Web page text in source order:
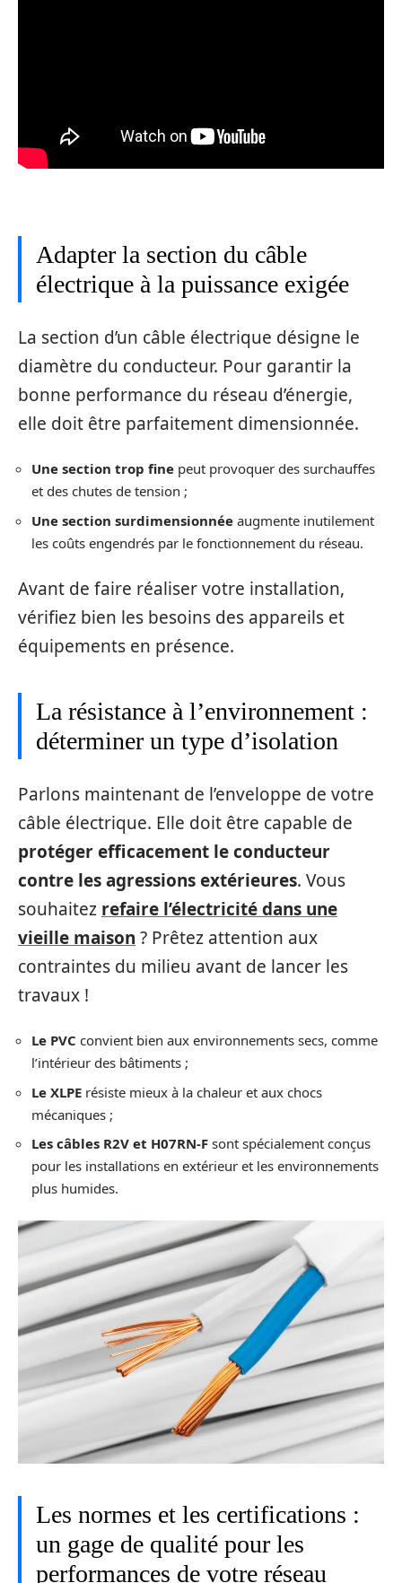
Adapter la section du câble
électrique à la puissance exigée
La section d’un câble électrique désigne le
diamètre du conducteur. Pour garantir la
bonne performance du réseau d’énergie,
elle doit être parfaitement dimensionnée.
Une section trop fine peut provoquer des surchauffes
et des chutes de tension ;
Une section surdimensionnée augmente inutilement
les coûts engendrés par le fonctionnement du réseau.
Avant de faire réaliser votre installation,
vérifiez bien les besoins des appareils et
équipements en présence.
La résistance à l’environnement :
déterminer un type d’isolation
Parlons maintenant de l’enveloppe de votre
câble électrique. Elle doit être capable de
protéger efficacement le conducteur
contre les agressions extérieures. Vous
souhaitez refaire l’électricité dans une
vieille maison ? Prêtez attention aux
contraintes du milieu avant de lancer les
travaux !
Le PVC convient bien aux environnements secs, comme
l’intérieur des bâtiments ;
Le XLPE résiste mieux à la chaleur et aux chocs
mécaniques ;
Les câbles R2V et H07RN-F sont spécialement conçus
pour les installations en extérieur et les environnements
plus humides.
Les normes et les certifications :
un gage de qualité pour les
performances de votre réseau